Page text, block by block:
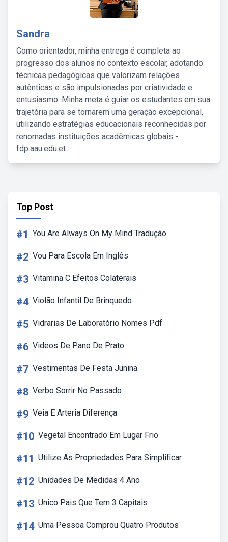
Sandra
Como orientador, minha entrega é completa ao
progresso dos alunos no contexto escolar, adotando
técnicas pedagógicas que valorizam relações
autênticas e são impulsionadas por criatividade e
entusiasmo. Minha meta é guiar os estudantes em sua
trajetória para se tornarem uma geração excepcional,
utilizando estratégias educacionais reconhecidas por
renomadas instituições acadêmicas globais -
fdp.aau.edu.et.
Top Post
#1 You Are Always On My Mind Tradução
#2 Vou Para Escola Em Inglês
#3 Vitamina C Efeitos Colaterais
#4 Violão Infantil De Brinquedo
#5 Vidrarias De Laboratório Nomes Pdf
#6 Videos De Pano De Prato
#7 Vestimentas De Festa Junina
#8 Verbo Sorrir No Passado
#9 Veia E Arteria Diferença
#10 Vegetal Encontrado Em Lugar Frio
#11 Utilize As Propriedades Para Simplificar
#12 Unidades De Medidas 4 Ano
#13 Unico Pais Que Tem 3 Capitais
#14 Uma Pessoa Comprou Quatro Produtos